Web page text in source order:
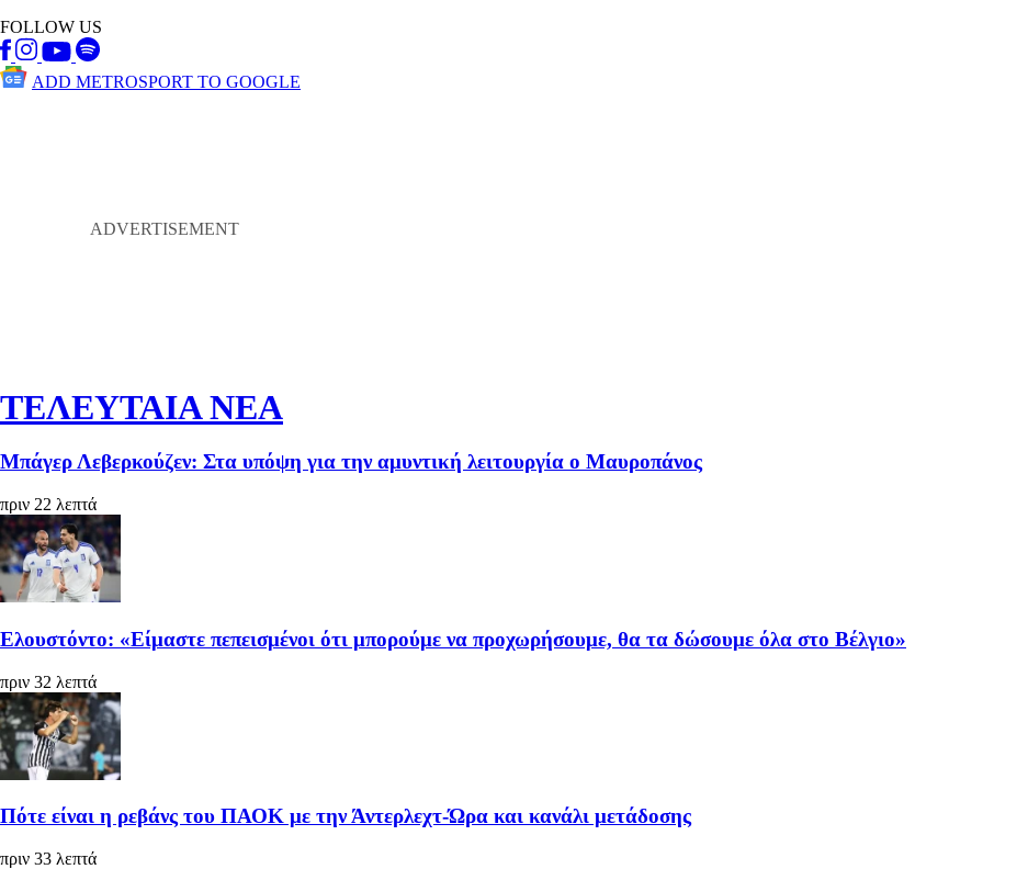
FOLLOW US
ADD METROSPORT TO GOOGLE
ΤΕΛΕΥΤΑΙΑ ΝΕΑ
Μπάγερ Λεβερκούζεν: Στα υπόψη για την αμυντική λειτουργία ο Μαυροπάνος
πριν 22 λεπτά
Ελουστόντο: «Είμαστε πεπεισμένοι ότι μπορούμε να προχωρήσουμε, θα τα δώσουμε όλα στο Βέλγιο»
πριν 32 λεπτά
Πότε είναι η ρεβάνς του ΠΑΟΚ με την Άντερλεχτ-Ώρα και κανάλι μετάδοσης
πριν 33 λεπτά